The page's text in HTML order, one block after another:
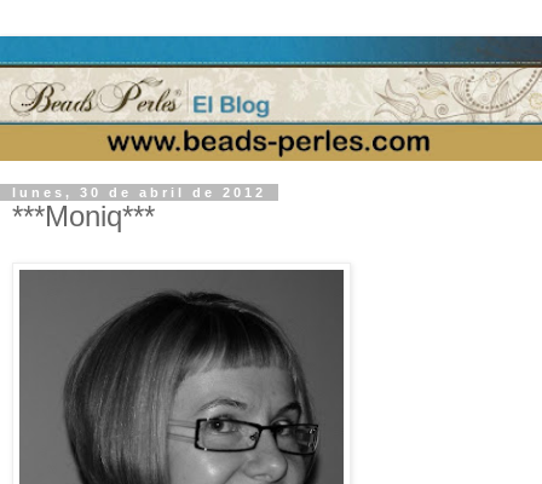
lunes, 30 de abril de 2012
***Moniq***